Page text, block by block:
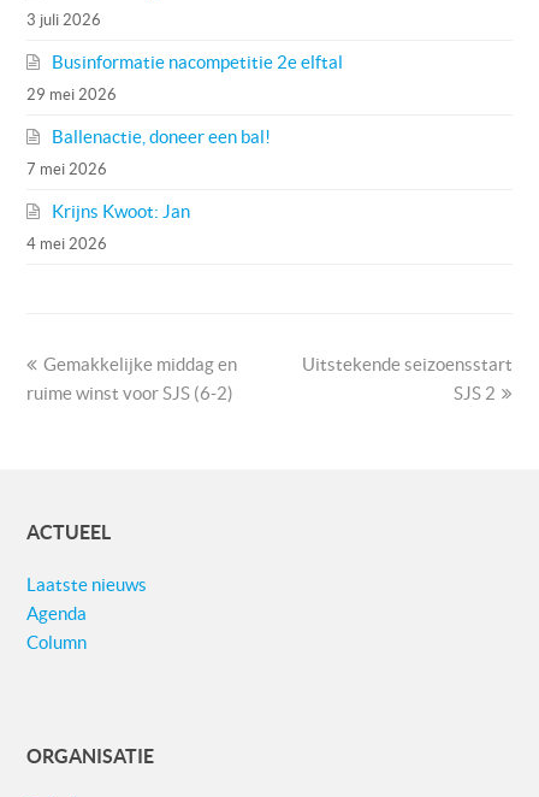
3 juli 2026
Businformatie nacompetitie 2e elftal
29 mei 2026
Ballenactie, doneer een bal!
7 mei 2026
Krijns Kwoot: Jan
4 mei 2026
previous
post:
Gemakkelijke middag en
ruime winst voor SJS (6-2)
next
Uitstekende seizoensstart
SJS 2
ACTUEEL
Laatste nieuws
Agenda
Column
ORGANISATIE